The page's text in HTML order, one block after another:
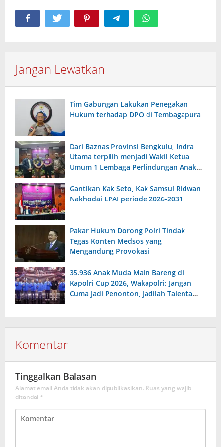
Jangan Lewatkan
Tim Gabungan Lakukan Penegakan
Hukum terhadap DPO di Tembagapura
Dari Baznas Provinsi Bengkulu, Indra
Utama terpilih menjadi Wakil Ketua
Umum 1 Lembaga Perlindungan Anak
Gantikan Kak Seto, Kak Samsul Ridwan
Nakhodai LPAI periode 2026-2031
Pakar Hukum Dorong Polri Tindak
Tegas Konten Medsos yang
Mengandung Provokasi
35.936 Anak Muda Main Bareng di
Kapolri Cup 2026, Wakapolri: Jangan
Cuma Jadi Penonton, Jadilah Talenta
Komentar
Tinggalkan Balasan
Alamat email Anda tidak akan dipublikasikan. Ruas yang wajib
ditandai *